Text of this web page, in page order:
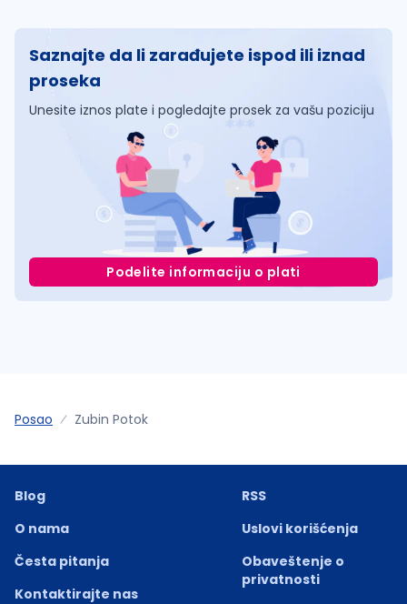
Saznajte da li zarađujete ispod ili iznad
proseka
Unesite iznos plate i pogledajte prosek za vašu poziciju
Podelite informaciju o plati
Posao Zubin Potok
Blog
O nama
Česta pitanja
Kontaktirajte nas
RSS
Uslovi korišćenja
Obaveštenje o
privatnosti